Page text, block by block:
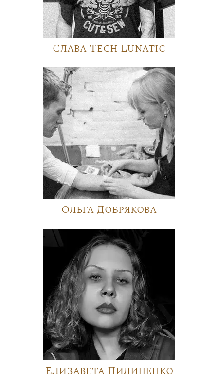
Слава Tech Lunatic
Ольга Добрякова
Елизавета Пилипенко